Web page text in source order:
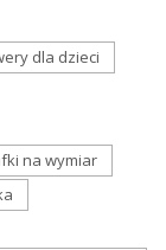
dla dzieci
na wymiar